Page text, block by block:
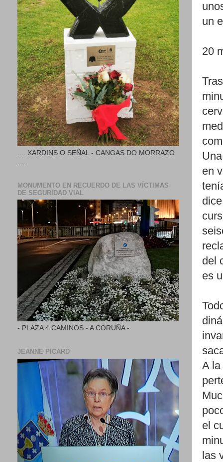
un
20
en
del
es
A
el
las
.... XARDINS O SEÑAL - CANGAS DO MORRAZO
MONUMENTO EN RECUERDO DE LAS VÍCTIMAS
DE SEGURIDAD VIAL
- PLAZA 4 CAMINOS - A CORUÑA -
JEANNE PICARD